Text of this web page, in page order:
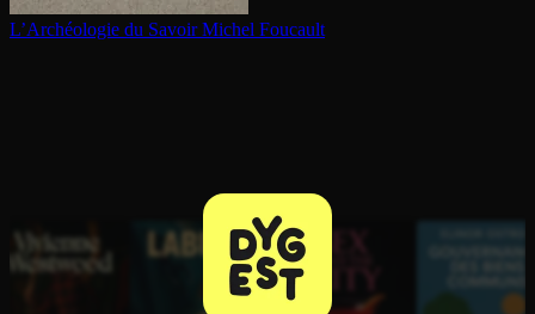
L’Archéologie du Savoir Michel Foucault